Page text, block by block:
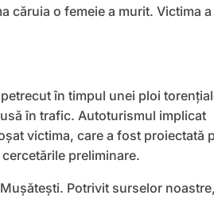
căruia o femeie a murit. Victima a
în timpul unei ploi
în trafic. Autoturismul implicat
victima, care a fost proiectată
preliminare.
Potrivit surselor